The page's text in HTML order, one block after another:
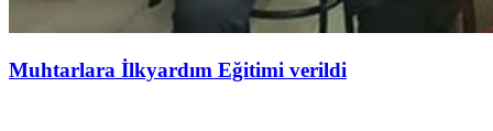
Muhtarlara İlkyardım Eğitimi verildi